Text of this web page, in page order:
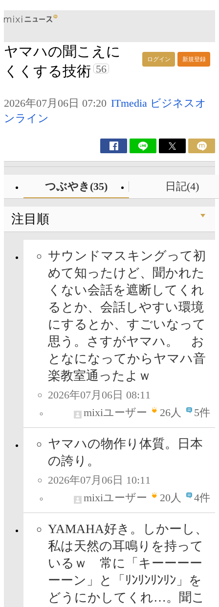
ログイン 新規登録
ヤマハの聞こえに
くくする技術 56
2026年07月06日 07:20 ITmedia ビジネスオ
ンライン
つぶやき(35) 日記(4)
注目順
サウンドマスキングって初
めて知ったけど、聞かれた
くない会話を遮断してくれ
るとか、会話しやすい環境
にするとか、すごいなって
思う。さすがヤマハ。 お
となになってからヤマハ音
楽教室通ったよｗ
2026年07月06日 08:11
mixiユーザー
26人 5件
ヤマハの物作り体質。日本
の誇り。
2026年07月06日 10:11
mixiユーザー
20人 4件
YAMAHA好き。しかーし、
私は天然の耳鳴りを持って
いるｗ 常に「キーーーー
ーーン」と「ﾘﾝﾘﾝﾘﾝﾘﾝ」を
どうにかしてくれ…。聞こ